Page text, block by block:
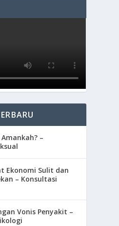
Amankah? –
Ekonomi Sulit dan
– Konsultasi
Vonis Penyakit –